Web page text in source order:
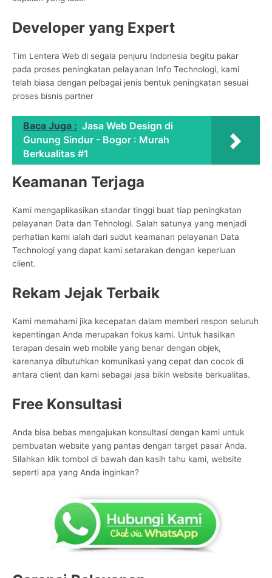
Developer yang Expert
Tim Lentera Web di segala penjuru Indonesia begitu pakar
pada proses peningkatan pelayanan Info Technologi, kami
telah biasa dengan pelbagai jenis bentuk peningkatan sesuai
proses bisnis partner
Baca Juga : Jasa Web Design di
Gunung Sindur - Bogor : Murah
Berkualitas #1
Keamanan Terjaga
Kami mengaplikasikan standar tinggi buat tiap peningkatan
pelayanan Data dan Tehnologi. Salah satunya yang menjadi
perhatian kami ialah dari sudut keamanan pelayanan Data
Technologi yang dapat kami setarakan dengan keperluan
client.
Rekam Jejak Terbaik
Kami memahami jika kecepatan dalam memberi respon seluruh
kepentingan Anda merupakan fokus kami. Untuk hasilkan
terapan desain web mobile yang benar dengan objek,
karenanya dibutuhkan komunikasi yang cepat dan cocok di
antara client dan kami sebagai jasa bikin website berkualitas.
Free Konsultasi
Anda bisa bebas mengajukan konsultasi dengan kami untuk
pembuatan website yang pantas dengan target pasar Anda.
Silahkan klik tombol di bawah dan kasih tahu kami, website
seperti apa yang Anda inginkan?